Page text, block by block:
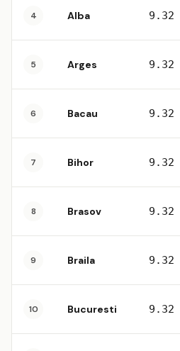
4 Alba 9.32
5 Arges 9.32
6 Bacau 9.32
7 Bihor 9.32
8 Brasov 9.32
9 Braila 9.32
10 Bucuresti 9.32